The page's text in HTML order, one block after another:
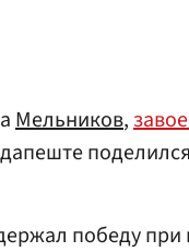
Мельников,
победу